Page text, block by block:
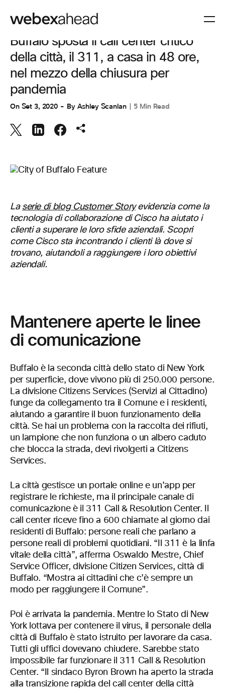
COLLABORAZIONE
Buffalo sposta il call center critico
della città, il 311, a casa in 48 ore,
nel mezzo della chiusura per
pandemia
On Set 3, 2020 By Ashley Scanlan 5 Min Read
La serie di blog Customer Storyevidenzia come la
tecnologia di collaborazione di Cisco ha aiutato i
clienti a superare le loro sfide aziendali. Scopri
come Cisco sta incontrando i clienti là dove si
trovano, aiutandoli a raggiungere i loro obiettivi
aziendali.
Mantenere aperte le linee
di comunicazione
Buffalo è la seconda città dello stato di New York
per superficie, dove vivono più di 250.000 persone.
La divisione Citizens Services (Servizi al Cittadino)
funge da collegamento tra il Comune e i residenti,
aiutando a garantire il buon funzionamento della
città. Se hai un problema con la raccolta dei rifiuti,
un lampione che non funziona o un albero caduto
che blocca la strada, devi rivolgerti a Citizens
Services.
La città gestisce un portale online e un’app per
registrare le richieste, ma il principale canale di
comunicazione è il 311 Call & Resolution Center. Il
call center riceve fino a 600 chiamate al giorno dai
residenti di Buffalo: persone reali che parlano a
persone reali di problemi quotidiani. “Il 311 è la linfa
vitale della città”, afferma Oswaldo Mestre, Chief
Service Officer, divisione Citizen Services, città di
Buffalo. “Mostra ai cittadini che c’è sempre un
modo per raggiungere il Comune”.
Poi è arrivata la pandemia. Mentre lo Stato di New
York lottava per contenere il virus, il personale della
città di Buffalo è stato istruito per lavorare da casa.
Tutti gli uffici dovevano chiudere. Sarebbe stato
impossibile far funzionare il 311 Call & Resolution
Center. “Il sindaco Byron Brown ha aperto la strada
alla transizione rapida del call center della città